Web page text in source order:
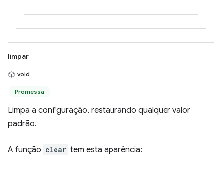
limpar
void
Promessa
Limpa a configuração, restaurando qualquer valor
padrão.
A função clear tem esta aparência: